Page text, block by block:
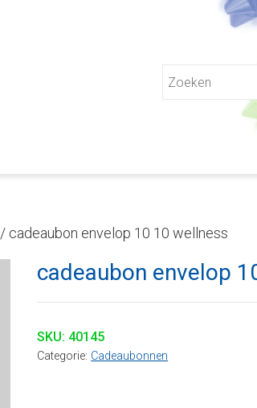
/ cadeaubon envelop 10 10 wellness
cadeaubon envelop
SKU: 40145
Categorie: Cadeaubonnen